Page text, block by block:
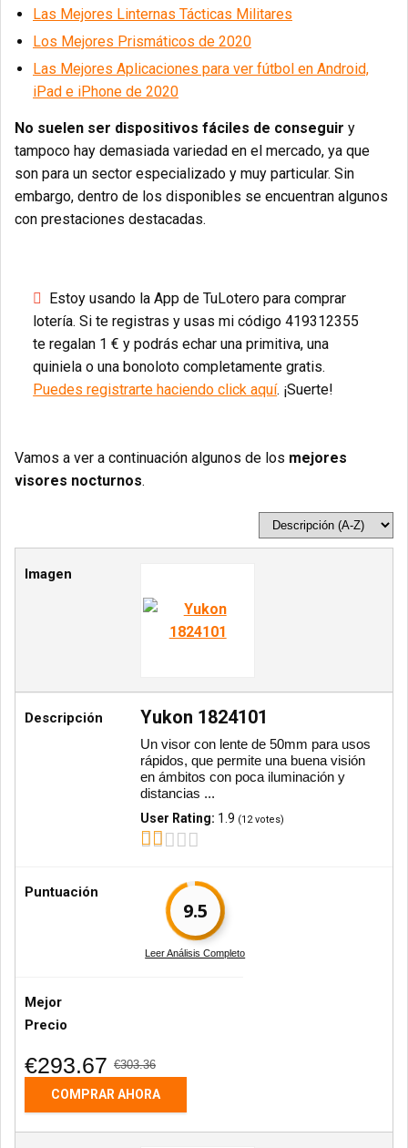
Las Mejores Linternas Tácticas Militares
Los Mejores Prismáticos de 2020
Las Mejores Aplicaciones para ver fútbol en Android,
iPad e iPhone de 2020
No suelen ser dispositivos fáciles de conseguir y
tampoco hay demasiada variedad en el mercado, ya que
son para un sector especializado y muy particular. Sin
embargo, dentro de los disponibles se encuentran algunos
con prestaciones destacadas.
Estoy usando la App de TuLotero para comprar
lotería. Si te registras y usas mi código 419312355
te regalan 1 € y podrás echar una primitiva, una
quiniela o una bonoloto completamente gratis.
Puedes registrarte haciendo click aquí. ¡Suerte!
Vamos a ver a continuación algunos de los mejores
visores nocturnos.
Imagen
Descripción Yukon 1824101
Un visor con lente de 50mm para usos
rápidos, que permite una buena visión
en ámbitos con poca iluminación y
distancias ...
User Rating: 1.9 (12votes)
Puntuación
9.5
Leer Análisis Completo
Mejor
Precio
€293.67 €303.36
COMPRAR AHORA